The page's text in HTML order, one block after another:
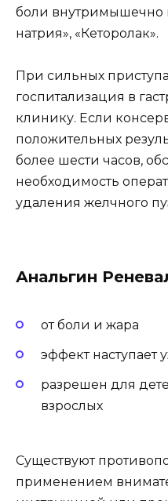
боли внутримышечно
натрия», «Кеторолак».
При сильных
госпитализация в
клинику. Если
положительных
более шести часов,
необходимость
удаления желчного
Анальгин
от боли и жара
эффект наступает
разрешен для
взрослых
Существуют
применением